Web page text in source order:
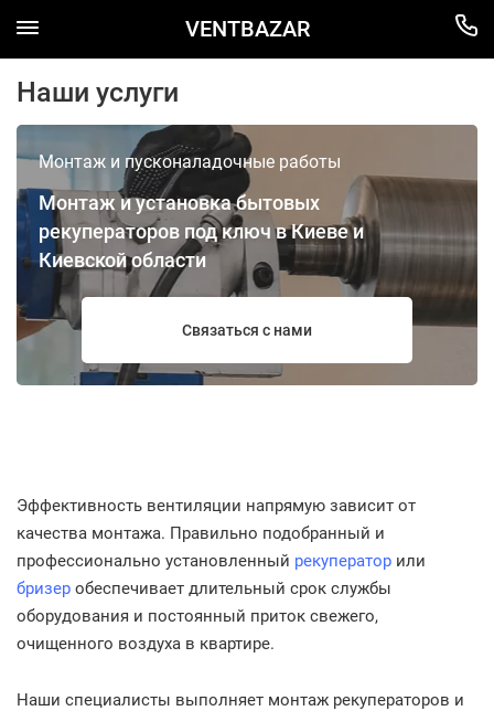
VENTBAZAR
Наши услуги
Монтаж и пусконаладочные работы
Монтаж и установка бытовых
рекуператоров под ключ в Киеве и
Киевской области
Связаться с нами
Эффективность вентиляции напрямую зависит от
качества монтажа. Правильно подобранный и
профессионально установленный рекуператор или
бризер обеспечивает длительный срок службы
оборудования и постоянный приток свежего,
очищенного воздуха в квартире.
Наши специалисты выполняет монтаж рекуператоров и